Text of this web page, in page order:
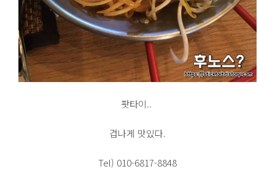
팟타이..
겁나게 맛있다.
Tel) 010-6817-8848